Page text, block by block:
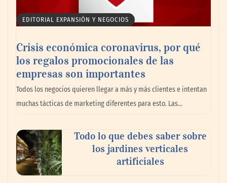
La llanta más cara puede ser la que menos
cuesta: Michelin lo demuestra ante notario
Paso a paso: ¿cómo prepararse para la
transición a la jornada de 40 horas? Guía
InfoBlock
EDITORIAL EXPANSIÓN Y NEGOCIOS
Crisis económica coronavirus, por qué
los regalos promocionales de las
empresas son importantes
Todos los negocios quieren llegar a más y más clientes e intentan
muchas tácticas de marketing diferentes para esto. Las…
Todo lo que debes saber sobre
los jardines verticales
artificiales